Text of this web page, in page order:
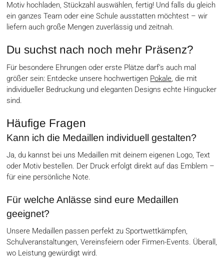
Motiv hochladen, Stückzahl auswählen, fertig! Und falls du gleich
ein ganzes Team oder eine Schule ausstatten möchtest – wir
liefern auch große Mengen zuverlässig und zeitnah.
Du suchst nach noch mehr Präsenz?
Für besondere Ehrungen oder erste Plätze darf’s auch mal
größer sein: Entdecke unsere hochwertigen Pokale, die mit
individueller Bedruckung und eleganten Designs echte Hingucker
sind.
Häufige Fragen
Kann ich die Medaillen individuell gestalten?
Ja, du kannst bei uns Medaillen mit deinem eigenen Logo, Text
oder Motiv bestellen. Der Druck erfolgt direkt auf das Emblem –
für eine persönliche Note.
Für welche Anlässe sind eure Medaillen
geeignet?
Unsere Medaillen passen perfekt zu Sportwettkämpfen,
Schulveranstaltungen, Vereinsfeiern oder Firmen-Events. Überall,
wo Leistung gewürdigt wird.